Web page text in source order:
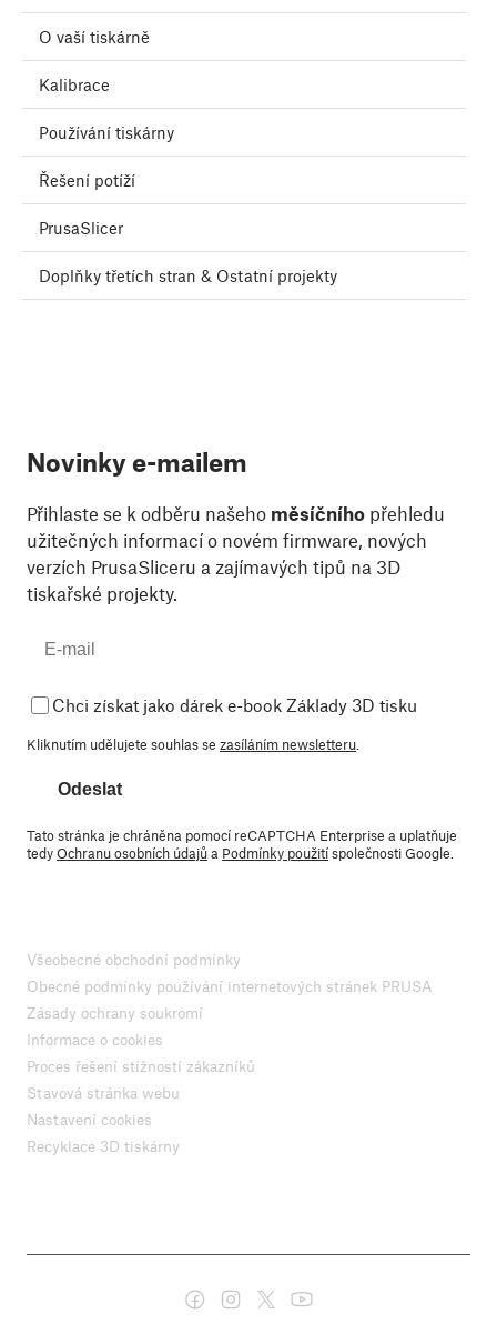
O vaší tiskárně
Kalibrace
Používání tiskárny
Řešení potíží
PrusaSlicer
Doplňky třetích stran & Ostatní projekty
Novinky e-mailem
Přihlaste se k odběru našeho měsíčního přehledu
užitečných informací o novém firmware, nových
verzích PrusaSliceru a zajímavých tipů na 3D
tiskařské projekty.
Chci získat jako dárek e-book Základy 3D tisku
Kliknutím udělujete souhlas se zasíláním newsletteru
Odeslat
Tato stránka je chráněna pomocí reCAPTCHA Enterprise a uplatňuje
tedyOchranu osobních údajůa Podmínky použitíspolečnosti Google.
Všeobecné obchodní podmínky
Obecné podmínky používání internetových stránek PRUSA
Zásady ochrany soukromí
Informace o cookies
Proces řešení stížností zákazníků
Stavová stránka webu
Nastavení cookies
Recyklace 3D tiskárny